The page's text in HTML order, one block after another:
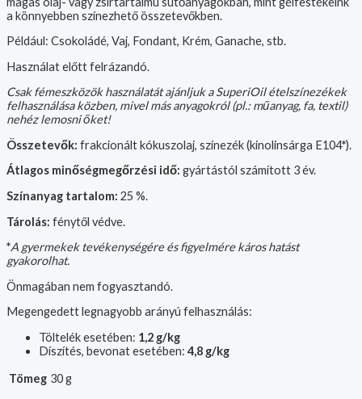
a könnyebben színezhető összetevőkben.
Például: Csokoládé, Vaj, Fondant, Krém, Ganache, stb.
Használat előtt felrázandó.
Csak fémeszközök használatát ajánljuk a SuperiOil ételszínezékek
felhasználása közben, mivel más anyagokról (pl.: műanyag, fa, textil)
nehéz lemosni őket!
Összetevők: frakcionált kókuszolaj, színezék (kinolinsárga E104*).
Átlagos minőségmegőrzési idő: gyártástól számított 3 év.
Színanyag tartalom: 25 %.
Tárolás: fénytől védve.
*A gyermekek tevékenységére és figyelmére káros hatást
gyakorolhat.
Önmagában nem fogyasztandó.
Megengedett legnagyobb arányú felhasználás:
Töltelék esetében: 1,2 g/kg
Díszítés, bevonat esetében: 4,8 g/kg
Tömeg 30 g